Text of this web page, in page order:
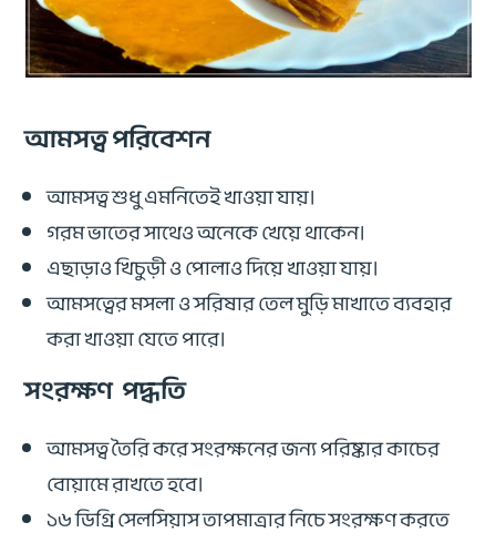
আমসত্ব পরিবেশন
আমসত্ব শুধু এমনিতেই খাওয়া যায়।
গরম ভাতের সাথেও অনেকে খেয়ে থাকেন।
এছাড়াও খিচুড়ী ও পোলাও দিয়ে খাওয়া যায়।
আমসত্বের মসলা ও সরিষার তেল মুড়ি মাখাতে ব্যবহার
করা খাওয়া যেতে পারে।
সংরক্ষণ পদ্ধতি
আমসত্ব তৈরি করে সংরক্ষনের জন্য পরিষ্কার কাচের
বোয়ামে রাখতে হবে।
১৬ ডিগ্রি সেলসিয়াস তাপমাত্রার নিচে সংরক্ষণ করতে